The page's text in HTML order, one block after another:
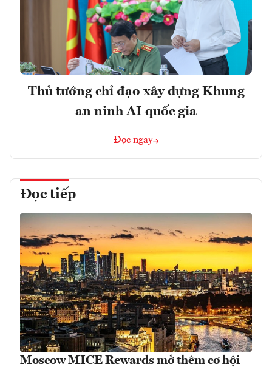
Thủ tướng chỉ đạo xây dựng Khung
an ninh AI quốc gia
Đọc ngay
Đọc tiếp
Moscow MICE Rewards mở thêm cơ hội